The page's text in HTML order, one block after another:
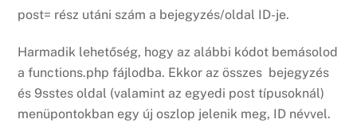
post= rész utáni szám a bejegyzés/oldal ID-je.
Harmadik lehetőség, hogy az alábbi kódot bemásolod
a functions.php fájlodba. Ekkor az összes bejegyzés
és 9sstes oldal (valamint az egyedi post típusoknál)
menüpontokban egy új oszlop jelenik meg, ID névvel.